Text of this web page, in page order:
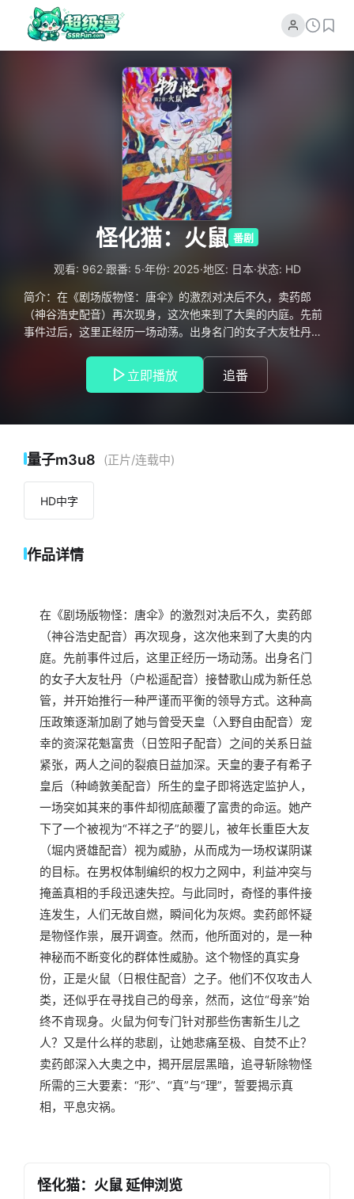
怪化猫：火鼠 番剧
观看: 962·跟番: 5·年份: 2025·地区: 日本·状态: HD
简介：在《剧场版物怪：唐伞》的激烈对决后不久，卖药郎
（神谷浩史配音）再次现身，这次他来到了大奥的内庭。先前
事件过后，这里正经历一场动荡。出身名门的女子大友牡丹
而平衡的领导方式。这种高压政策逐渐加剧了她与曾受天皇
（入野自由配音）宠幸的资深花魁富贵（日笠阳子配音）之间
“不祥之子”的婴儿，被年长重臣大友（堀内贤雄配音）视为威
胁，从而成为一场权谋阴谋的目标。在男权体制编织的权力之
的事件接连发生，人们无故自燃，瞬间化为灰烬。卖药郎怀疑
是物怪作祟，展开调查。然而，他所面对的，是一种神秘而不
住配音）之子。他们不仅攻击人类，还似乎在寻找自己的母
止？卖药郎深入大奥之中，揭开层层黑暗，追寻斩除物怪所需
的三大要素：“形”、“真”与“理”，誓要揭示真相，平息灾祸。
立即播放 追番
量子m3u8 (正片/连载中)
HD中字
作品详情
在《剧场版物怪：唐伞》的激烈对决后不久，卖药郎
（神谷浩史配音）再次现身，这次他来到了大奥的内
庭。先前事件过后，这里正经历一场动荡。出身名门
的女子大友牡丹（户松遥配音）接替歌山成为新任总
管，并开始推行一种严谨而平衡的领导方式。这种高
压政策逐渐加剧了她与曾受天皇（入野自由配音）宠
幸的资深花魁富贵（日笠阳子配音）之间的关系日益
紧张，两人之间的裂痕日益加深。天皇的妻子有希子
皇后（种崎敦美配音）所生的皇子即将选定监护人，
一场突如其来的事件却彻底颠覆了富贵的命运。她产
下了一个被视为“不祥之子”的婴儿，被年长重臣大友
（堀内贤雄配音）视为威胁，从而成为一场权谋阴谋
的目标。在男权体制编织的权力之网中，利益冲突与
掩盖真相的手段迅速失控。与此同时，奇怪的事件接
连发生，人们无故自燃，瞬间化为灰烬。卖药郎怀疑
是物怪作祟，展开调查。然而，他所面对的，是一种
神秘而不断变化的群体性威胁。这个物怪的真实身
份，正是火鼠（日根住配音）之子。他们不仅攻击人
类，还似乎在寻找自己的母亲，然而，这位“母亲”始
终不肯现身。火鼠为何专门针对那些伤害新生儿之
人？又是什么样的悲剧，让她悲痛至极、自焚不止？
卖药郎深入大奥之中，揭开层层黑暗，追寻斩除物怪
所需的三大要素：“形”、“真”与“理”，誓要揭示真
相，平息灾祸。
怪化猫：火鼠 延伸浏览